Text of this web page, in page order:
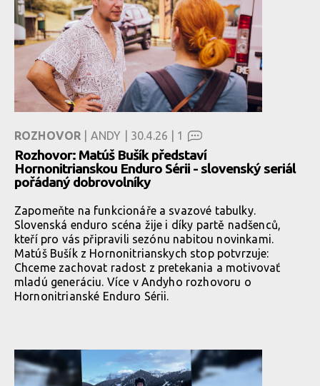
ROZHOVOR | ANDY | 30.4.26 | 1
Rozhovor: Matúš Bušík představí
Hornonitrianskou Enduro Sérii - slovenský seriál
pořádaný dobrovolníky
Zapomeňte na funkcionáře a svazové tabulky.
Slovenská enduro scéna žije i díky partě nadšenců,
kteří pro vás připravili sezónu nabitou novinkami.
Matúš Bušík z Hornonitrianskych stop potvrzuje:
Chceme zachovat radost z pretekania a motivovať
mladú generáciu. Více v Andyho rozhovoru o
Hornonitrianské Enduro Sérii.